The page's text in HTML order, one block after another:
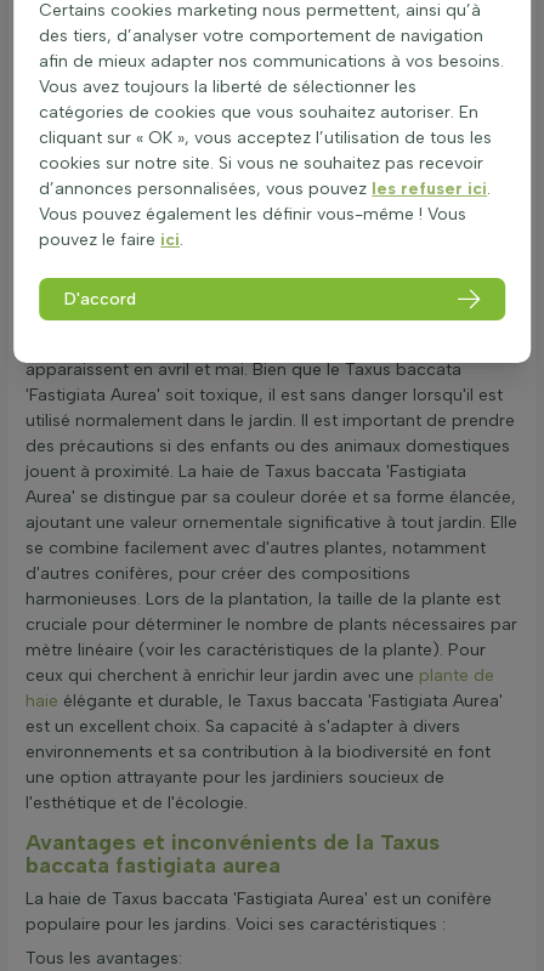
d'informations sur les haies persistantes, consultez notre
page dédiée à laHaie à feuilles persistantes .
La haie de Taxus baccata 'Fastigiata Aurea' est une plante de
haie populaire pour sa beauté et sa robustesse. Elle est
capable de résister à des températures allant de -17,8°C à
-20,5°C, ce qui la rend idéale pour les climats de la zone
USDA 6b. Cependant, la résistance au froid peut être
influencée par le moment du gel et l'emplacement,
notamment le type de sol et l'exposition au vent. Cette haie
haute préfère un sol bien drainé et peut s'adapter à presque
pour de nombreux jardins. En termes de biodiversité, cette
haie de conifères offre un abri précieux pour les oiseaux et
apparaissent en avril et mai. Bien que le Taxus baccata
'Fastigiata Aurea' soit toxique, il est sans danger lorsqu'il est
utilisé normalement dans le jardin. Il est important de prendre
des précautions si des enfants ou des animaux domestiques
jouent à proximité. La haie de Taxus baccata 'Fastigiata
Aurea' se distingue par sa couleur dorée et sa forme élancée,
ajoutant une valeur ornementale significative à tout jardin. Elle
se combine facilement avec d'autres plantes, notamment
d'autres conifères, pour créer des compositions
harmonieuses. Lors de la plantation, la taille de la plante est
cruciale pour déterminer le nombre de plants nécessaires par
mètre linéaire (voir les caractéristiques de la plante). Pour
ceux qui cherchent à enrichir leur jardin avec une plante de
haie élégante et durable, le Taxus baccata 'Fastigiata Aurea'
est un excellent choix. Sa capacité à s'adapter à divers
environnements et sa contribution à la biodiversité en font
une option attrayante pour les jardiniers soucieux de
l'esthétique et de l'écologie.
Avantages et inconvénients de la Taxus
baccata fastigiata aurea
La haie de Taxus baccata 'Fastigiata Aurea' est un conifère
populaire pour les jardins. Voici ses caractéristiques :
Tous les avantages:
Certains cookies marketing nous permettent, ainsi qu’à
des tiers, d’analyser votre comportement de navigation
afin de mieux adapter nos communications à vos besoins.
Vous avez toujours la liberté de sélectionner les
catégories de cookies que vous souhaitez autoriser. En
cliquant sur « OK », vous acceptez l’utilisation de tous les
cookies sur notre site. Si vous ne souhaitez pas recevoir
d’annonces personnalisées, vous pouvez les refuser ici.
Vous pouvez également les définir vous-même ! Vous
pouvez le faire ici.
D'accord